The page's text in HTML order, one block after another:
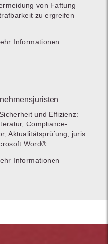
von Haftung
zu ergreifen
Informationen
und Effizienz:
Compliance-
Aktualitätsprüfung, juris
Word®
Informationen